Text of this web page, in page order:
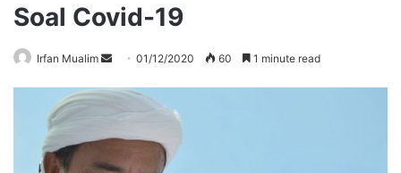
Soal Covid-19
Irfan Mualim
Send01/12/2020 60 1 minute read